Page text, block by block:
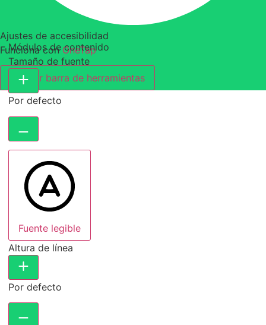
Ajustes de accesibilidad
Funciona conOneTap
Ocultar barra de herramientas
Módulos de contenido
Tamaño de fuente
Por defecto
Fuente legible
Altura de línea
Por defecto